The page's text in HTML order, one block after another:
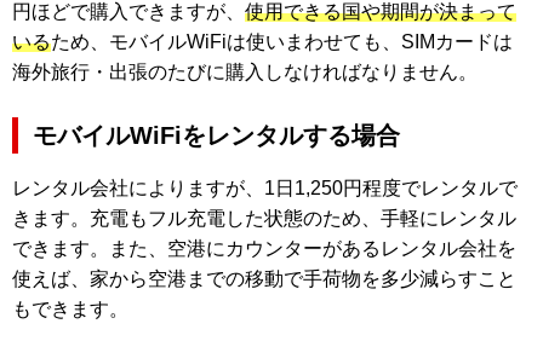
円ほどで購入できますが、 使用できる国や期間が決まって
いるため、モバイルWiFiは使いまわせても、SIMカードは
海外旅行・出張のたびに購入しなければなりません。
モバイルWiFiをレンタルする場合
レンタル会社によりますが、1日1,250円程度でレンタルで
きます。充電もフル充電した状態のため、手軽にレンタル
できます。また、空港にカウンターがあるレンタル会社を
使えば、家から空港までの移動で手荷物を多少減らすこと
もできます。